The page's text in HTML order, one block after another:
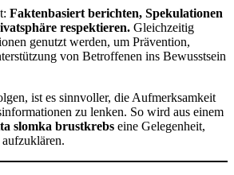
Faktenbasiert berichten, Spekulationen
respektieren. Gleichzeitig
genutzt werden, um Prävention,
von Betroffenen ins Bewusstsein
ist es sinnvoller, die Aufmerksamkeit
zu lenken. So wird aus einem
slomka brustkrebs eine Gelegenheit,